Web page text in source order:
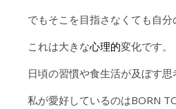
でもそこを目指さなくても自
これは大きな心理的変化です。
日頃の習慣や食生活が及ぼす思
私が愛好しているのはBORN